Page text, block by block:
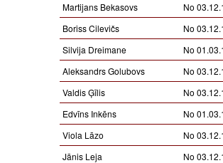
Martijans Bekasovs
No
Boriss Cilevičs
No
Silvija Dreimane
No
Aleksandrs Golubovs
No
Valdis Ģīlis
No
Edvīns Inkēns
No
Viola Lāzo
No
Jānis Leja
No